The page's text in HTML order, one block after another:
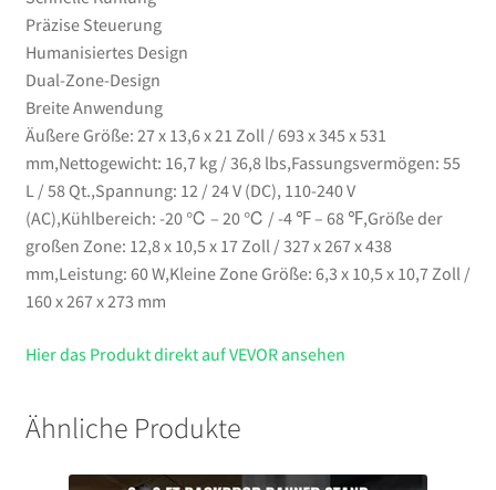
Präzise Steuerung
Humanisiertes Design
Dual-Zone-Design
Breite Anwendung
Äußere Größe: 27 x 13,6 x 21 Zoll / 693 x 345 x 531
mm,Nettogewicht: 16,7 kg / 36,8 lbs,Fassungsvermögen: 55
L / 58 Qt.,Spannung: 12 / 24 V (DC), 110-240 V
(AC),Kühlbereich: -20 ℃ – 20 ℃ / -4 ℉ – 68 ℉,Größe der
großen Zone: 12,8 x 10,5 x 17 Zoll / 327 x 267 x 438
mm,Leistung: 60 W,Kleine Zone Größe: 6,3 x 10,5 x 10,7 Zoll /
160 x 267 x 273 mm
Hier das Produkt direkt auf VEVOR ansehen
Ähnliche Produkte